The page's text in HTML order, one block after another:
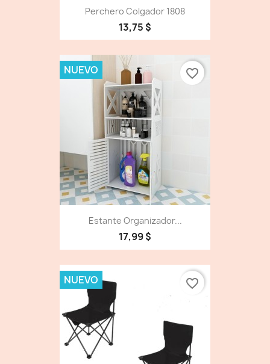
Perchero Colgador 1808
13,75 $
Estante Organizador...
17,99 $
NUEVO favorite_border
NUEVO favorite_border